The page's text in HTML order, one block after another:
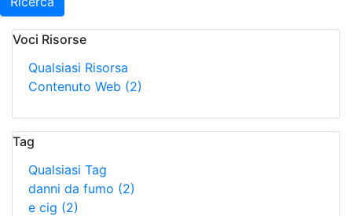
Voci Risorse
Qualsiasi Risorsa
Contenuto Web (2)
Tag
Qualsiasi Tag
danni da fumo (2)
e cig (2)